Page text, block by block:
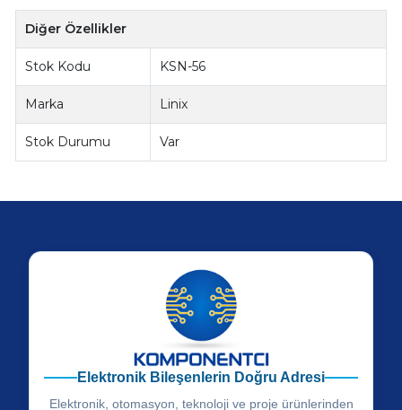
Diğer Özellikler
Stok Kodu KSN-56
Marka Linix
Stok Durumu Var
Elektronik Bileşenlerin Doğru Adresi
Elektronik, otomasyon, teknoloji ve proje ürünlerinden